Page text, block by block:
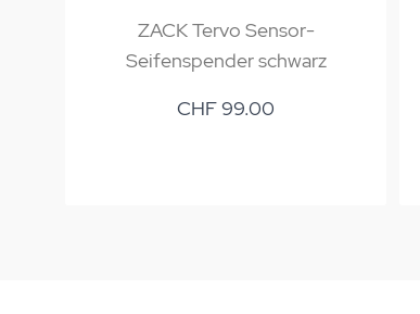
ZACK Tervo Sensor-
Seifenspender schwarz
CHF 99.00